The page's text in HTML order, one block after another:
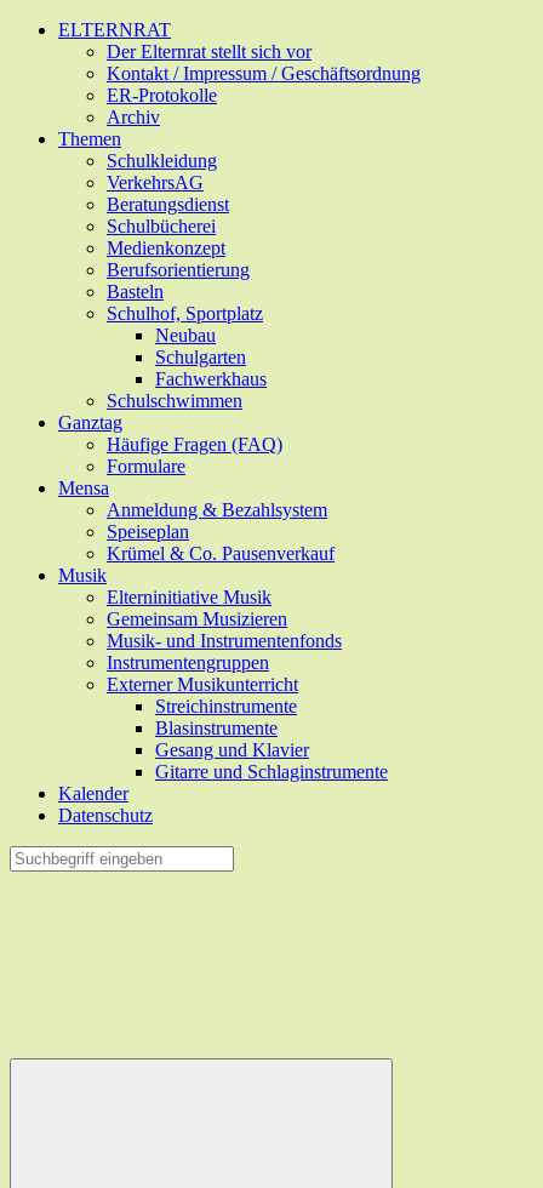
Zum
Hauptinhalt
ELTERNRAT
Der Elternrat stellt sich vor
Kontakt / Impressum / Geschäftsordnung
ER-Protokolle
Archiv
Themen
Schulkleidung
VerkehrsAG
Beratungsdienst
Schulbücherei
Medienkonzept
Berufsorientierung
Basteln
Schulhof, Sportplatz
Neubau
Schulgarten
Fachwerkhaus
Schulschwimmen
Ganztag
Häufige Fragen (FAQ)
Formulare
Mensa
Anmeldung & Bezahlsystem
Speiseplan
Krümel & Co. Pausenverkauf
Musik
Elterninitiative Musik
Gemeinsam Musizieren
Musik- und Instrumentenfonds
Instrumentengruppen
Externer Musikunterricht
Streichinstrumente
Blasinstrumente
Gesang und Klavier
Gitarre und Schlaginstrumente
Kalender
Datenschutz